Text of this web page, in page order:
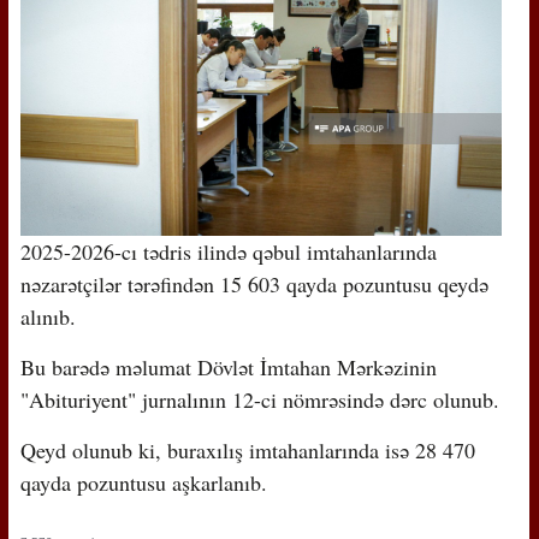
2025-2026-cı tədris ilində qəbul imtahanlarında
nəzarətçilər tərəfindən 15 603 qayda pozuntusu qeydə
alınıb.
Bu barədə məlumat Dövlət İmtahan Mərkəzinin
"Abituriyent" jurnalının 12-ci nömrəsində dərc olunub.
Qeyd olunub ki, buraxılış imtahanlarında isə 28 470
qayda pozuntusu aşkarlanıb.